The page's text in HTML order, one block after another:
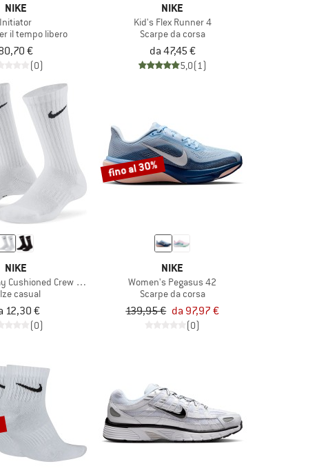
NIKE
Initiator
il tempo libero
€
(0)
NIKE
Kid's Flex Runner 4
Scarpe da corsa
da 47,45 €
5,0(1)
NIKE
Cushioned Crew Socks 3-Pack
casual
12,30 €
(0)
fino al 30%
NIKE
Women's Pegasus 42
Scarpe da corsa
139,95 € da 97,97 €
(0)